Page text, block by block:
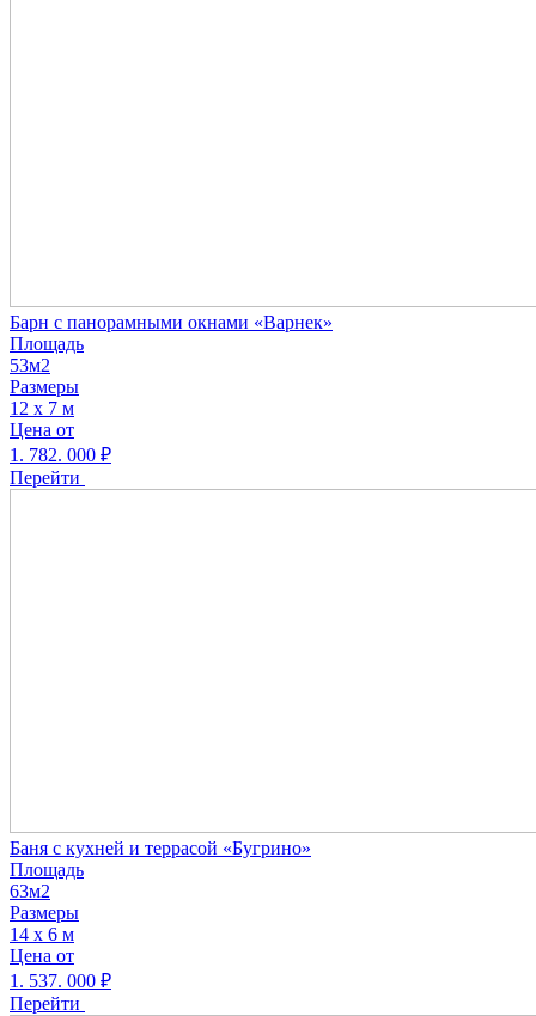
Барн с панорамными окнами «Варнек»
Площадь
53м2
Размеры
12 х 7 м
Цена от
1. 782. 000 ₽
Перейти
Баня с кухней и террасой «Бугрино»
Площадь
63м2
Размеры
14 х 6 м
Цена от
1. 537. 000 ₽
Перейти